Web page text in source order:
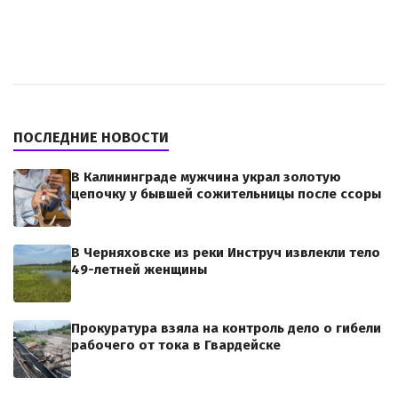
ПОСЛЕДНИЕ НОВОСТИ
В Калининграде мужчина украл золотую
цепочку у бывшей сожительницы после ссоры
В Черняховске из реки Инструч извлекли тело
49-летней женщины
Прокуратура взяла на контроль дело о гибели
рабочего от тока в Гвардейске